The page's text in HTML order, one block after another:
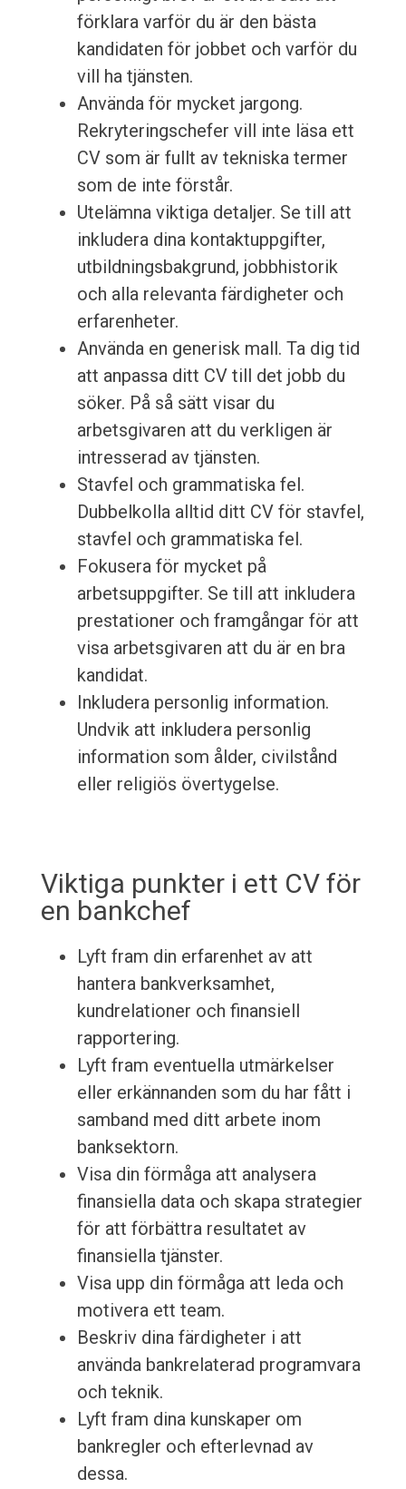
förklara varför du är den bästa
kandidaten för jobbet och varför du
vill ha tjänsten.
Använda för mycket jargong.
Rekryteringschefer vill inte läsa ett
CV som är fullt av tekniska termer
som de inte förstår.
Utelämna viktiga detaljer. Se till att
inkludera dina kontaktuppgifter,
utbildningsbakgrund, jobbhistorik
och alla relevanta färdigheter och
erfarenheter.
Använda en generisk mall. Ta dig tid
att anpassa ditt CV till det jobb du
söker. På så sätt visar du
arbetsgivaren att du verkligen är
intresserad av tjänsten.
Stavfel och grammatiska fel.
Dubbelkolla alltid ditt CV för stavfel,
stavfel och grammatiska fel.
Fokusera för mycket på
arbetsuppgifter. Se till att inkludera
prestationer och framgångar för att
visa arbetsgivaren att du är en bra
kandidat.
Inkludera personlig information.
Undvik att inkludera personlig
information som ålder, civilstånd
eller religiös övertygelse.
Viktiga punkter i ett CV för
en bankchef
Lyft fram din erfarenhet av att
hantera bankverksamhet,
kundrelationer och finansiell
rapportering.
Lyft fram eventuella utmärkelser
eller erkännanden som du har fått i
samband med ditt arbete inom
banksektorn.
Visa din förmåga att analysera
finansiella data och skapa strategier
för att förbättra resultatet av
finansiella tjänster.
Visa upp din förmåga att leda och
motivera ett team.
Beskriv dina färdigheter i att
använda bankrelaterad programvara
och teknik.
Lyft fram dina kunskaper om
bankregler och efterlevnad av
dessa.